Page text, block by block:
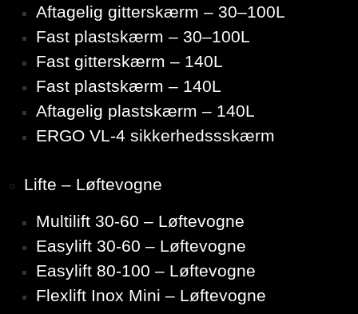
Aftagelig gitterskærm – 30–100L
Fast plastskærm – 30–100L
Fast gitterskærm – 140L
Fast plastskærm – 140L
Aftagelig plastskærm – 140L
ERGO VL-4 sikkerhedssskærm
Lifte – Løftevogne
Multilift 30-60 – Løftevogne
Easylift 30-60 – Løftevogne
Easylift 80-100 – Løftevogne
Flexlift Inox Mini – Løftevogne